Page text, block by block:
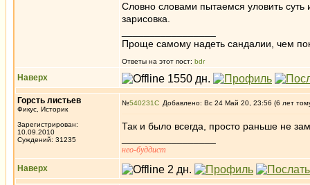
Словно словами пытаемся уловить суть
зарисовка.
Проще самому надеть сандалии, чем
Ответы на этот пост: bdr
Наверх
Горсть листьев
Фикус, Историк
Зарегистрирован:
10.09.2010
Суждений: 31235
№540231 Добавлено: Вс 24 Май 20, 23:56 (6 лет
Так и было всегда, просто раньше не
нео-буддист
Наверх